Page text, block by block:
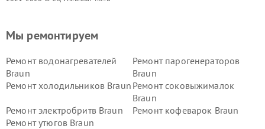
Мы ремонтируем
Ремонт водонагревателей
Braun
Ремонт парогенераторов
Braun
Ремонт холодильников Braun Ремонт соковыжималок
Braun
Ремонт электробритв Braun
Ремонт кофеварок Braun
Ремонт утюгов Braun